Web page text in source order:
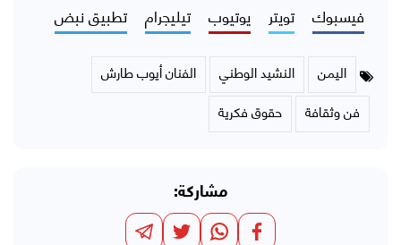
فيسبوك تويتر يوتيوب تيليجرام تطبيق نبض
اليمن النشيد الوطني
الفنان أيوب طارش
فن وثقافة
حقوق فكرية
مشاركة: